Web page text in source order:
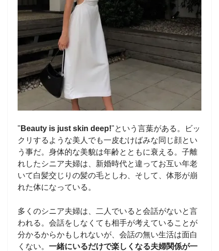
" Beauty is just skin deep!"という言葉がある。ビッ
クリするような美人でも一皮むけばみな同じ顔とい
う事だ。身体的な美貌は年齢とともに衰える。子離
れしたシニア夫婦は、新婚時代と違ってお互い年老
いて白髪交じりの髪の毛としわ、そして、体形が崩
れた体になっている。
多くのシニア夫婦は、二人でいると会話がないと言
われる。会話をしなくても相手が考えていることが
分かるからかもしれないが、会話の無い生活は面白
くない。 一緒にいるだけで楽しくなる夫婦関係が一